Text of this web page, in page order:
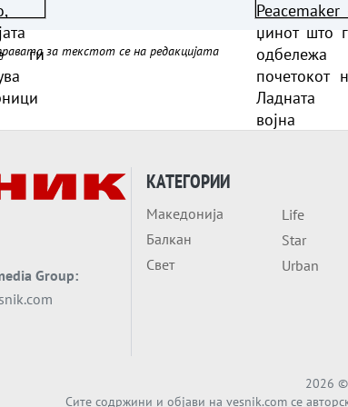
за текстот се на редакцијата
Group:
КАТЕГОРИИ
Македонија
Балкан
Свет
Life
Star
Urban
2026 ©
Сите содржини и објави на vesnik.com се